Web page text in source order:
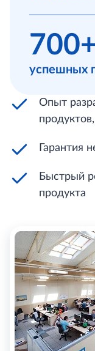
Опыт
Гарантия
Быстрый
продукта
успешных